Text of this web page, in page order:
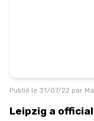
Publié le 31/07/22 par
Leipzig a